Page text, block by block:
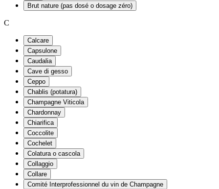
Brut nature (pas dosé o dosage zéro)
C
Calcare
Capsulone
Caudalia
Cave di gesso
Ceppo
Chablis (potatura)
Champagne Viticola
Chardonnay
Chiarifica
Coccolite
Cochelet
Colatura o cascola
Collaggio
Collare
Comité Interprofessionnel du vin de Champagne